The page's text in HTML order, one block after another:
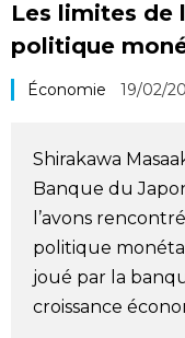
Économie
Société
Culture
Gastronomie
Les limites de
politique
Économie 19/02/
Shirakawa
Banque du
l’avons
politique
joué par la
croissance